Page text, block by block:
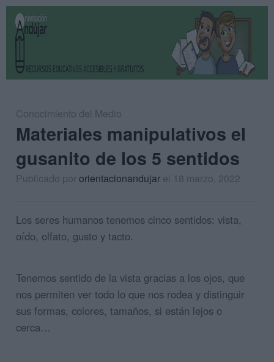
Conocimiento del Medio
Materiales manipulativos el
gusanito de los 5 sentidos
Publicado pororientacionandujar el 18 marzo, 2022
Los seres humanos tenemos cinco sentidos: vista,
oído, olfato, gusto y tacto.
Tenemos sentido de la vista gracias a los ojos, que
nos permiten ver todo lo que nos rodea y distinguir
sus formas, colores, tamaños, si están lejos o
cerca…